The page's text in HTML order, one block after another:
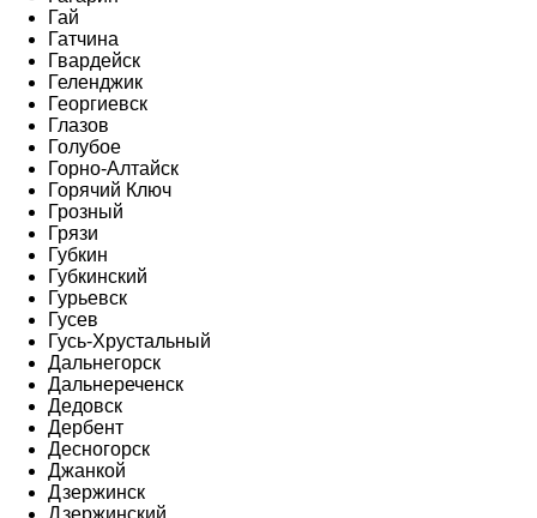
Гай
Гатчина
Гвардейск
Геленджик
Георгиевск
Глазов
Голубое
Горно-Алтайск
Горячий Ключ
Грозный
Грязи
Губкин
Губкинский
Гурьевск
Гусев
Гусь-Хрустальный
Дальнегорск
Дальнереченск
Дедовск
Дербент
Десногорск
Джанкой
Дзержинск
Дзержинский